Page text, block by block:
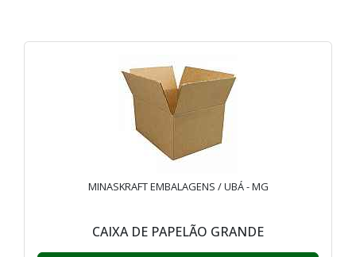
MINASKRAFT EMBALAGENS / UBÁ - MG
CAIXA DE PAPELÃO GRANDE